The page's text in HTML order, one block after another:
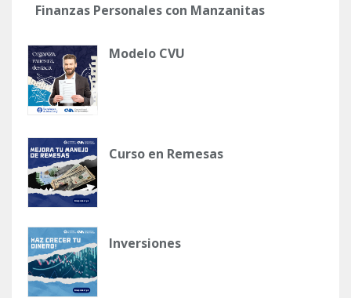
Finanzas Personales con Manzanitas
Modelo CVU
Curso en Remesas
Inversiones